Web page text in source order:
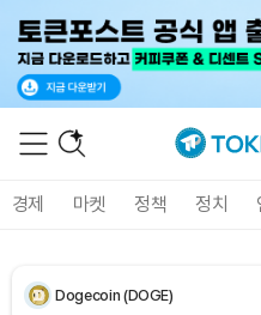
경제 마켓 정책 정치
XRP (XRP)
Dogecoin (DOGE)